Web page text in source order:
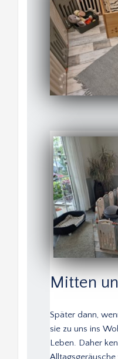
Mitten
Später dann,
sie zu uns ins
Leben. Daher